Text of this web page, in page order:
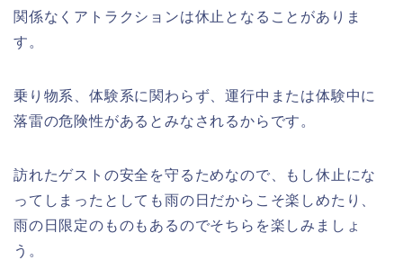
関係なくアトラクションは休止となることがありま
す。
乗り物系、体験系に関わらず、運行中または体験中に
落雷の危険性があるとみなされるからです。
訪れたゲストの安全を守るためなので、もし休止にな
ってしまったとしても雨の日だからこそ楽しめたり、
雨の日限定のものもあるのでそちらを楽しみましょ
う。